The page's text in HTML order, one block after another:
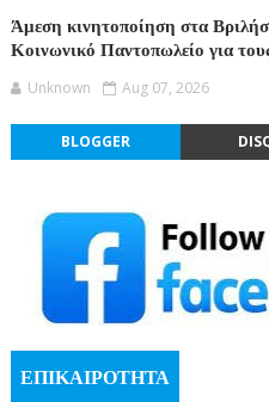
Άμεση κινητοποίηση στα
Κοινωνικό Παντοπωλείο για
Unknown Aug 07, 2026
BLOGGER
ΕΠΙΚΑΙΡΟΤΗΤΑ